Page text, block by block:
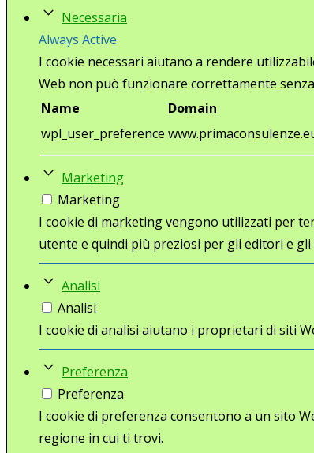
Necessaria
Always Active
I cookie necessari aiutano a rendere
Web non può funzionare correttamente
Name
Domain
wpl_user_preference
Marketing
Marketing
I cookie di marketing vengono utilizzati per
utente e quindi più preziosi per gli editori e
Analisi
Analisi
I cookie di analisi aiutano i proprietari di siti
Preferenza
Preferenza
I cookie di preferenza consentono a un sito
regione in cui ti trovi.